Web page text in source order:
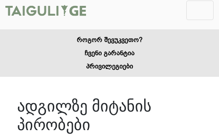
როგორ შევუკვეთო?
ჩვენი გარანტია
პრივილეგიები
ადგილზე მიტანის
პირობები